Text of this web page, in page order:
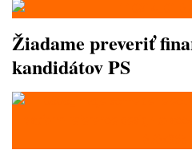
Žiadame preveriť
kandidátov PS